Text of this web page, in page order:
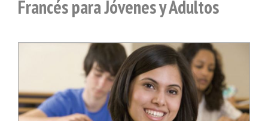
Francés para Jóvenes y Adultos